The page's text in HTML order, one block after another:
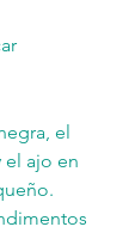
el
ajo en